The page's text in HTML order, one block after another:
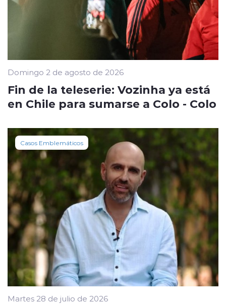
Domingo 2 de agosto de 2026
Fin de la teleserie: Vozinha ya está
en Chile para sumarse a Colo - Colo
Casos Emblemáticos
Martes 28 de julio de 2026